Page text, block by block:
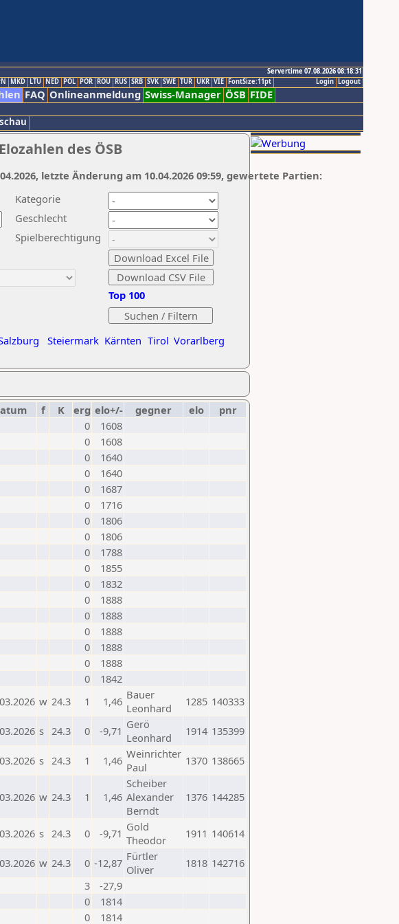
Servertime 07.08.2026 08:18:31
Logout
Login
MKD LTU NED POL POR ROU RUS SRB SVK SWE TUR UKR VIE FontSize:11pt
FAQ Onlineanmeldung Swiss-Manager ÖSB FIDE
des ÖSB
Kategorie
Geschlecht
Spielberechtigung
Steiermark Kärnten Tirol Vorarlberg
Top 100
letzte Änderung am 10.04.2026 09:59, gewertete Partien:
f K erg elo+/- gegner elo
pnr
0
1608
0
1608
0
1640
0
1640
0
1687
0
1716
0
1806
0
1806
0
1788
0
1855
0
1832
0
1888
0
1888
0
1888
0
1888
0
1888
0
1842
w 24.3 1 1,46 Bauer
Leonhard
1285 140333
s 24.3 0 -9,71 Gerö
Leonhard
1914 135399
s 24.3 1 1,46 Weinrichter
Paul
1370 138665
w 24.3 1 1,46
Scheiber
Alexander
Berndt
1376 144285
s 24.3 0 -9,71 Gold
Theodor
1911 140614
w 24.3 0 -12,87 Fürtler
Oliver
1818 142716
3
-27,9
0
1814
0 1814